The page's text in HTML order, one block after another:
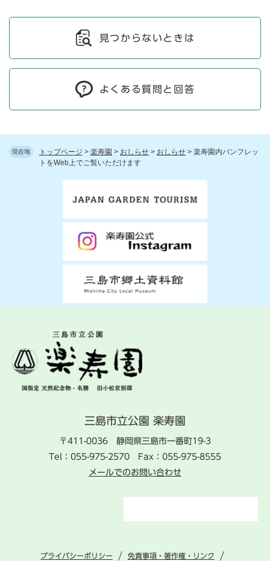
現在地 トップページ > 楽寿園 > おしらせ > おしらせ > 楽寿園内パンフレッ
トをWeb上でご覧いただけます
見つからないときは
よくある質問と回答
三島市立公園 楽寿園
〒411-0036 静岡県三島市一番町19-3
Tel：055-975-2570 Fax：055-975-8555
メールでのお問い合わせ
e
t
プライバシーポリシー 免責事項・著作権・リンク